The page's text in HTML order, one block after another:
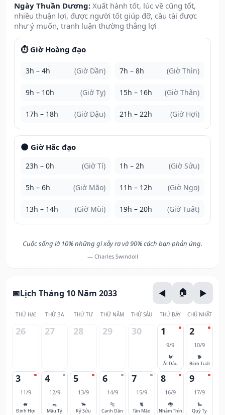
Ngày Thuần Dương: Xuất hành tốt, lúc về cũng tốt,
nhiều thuận lợi, được người tốt giúp đỡ, cầu tài được
như ý muốn, tranh luận thường thắng lợi
⏱️ Giờ Hoàng đạo
3h – 4h (Giờ Dần) 7h – 8h (Giờ Thìn)
9h – 10h (Giờ Tỵ) 15h – 16h (Giờ Thân)
17h – 18h (Giờ Dậu) 21h – 22h (Giờ Hợi)
🌑 Giờ Hắc đạo
23h – 0h (Giờ Tí) 1h – 2h (Giờ Sửu)
5h – 6h (Giờ Mão) 11h – 12h (Giờ Ngọ)
13h – 14h (Giờ Mùi) 19h – 20h (Giờ Tuất)
Cuộc sống là 10% những gì xảy ra và 90% cách bạn phản ứng.
— Charles Swindoll
Lịch Tháng 10 Năm 2033
THỨ HAI THỨ BA THỨ TƯ THỨ NĂM THỨ SÁU THỨ BẢY CHỦ NHẬT
26 27 28 29 30 1
9/9
🐓
Ất Dậu
2
10/9
🐕
Bính Tuất
3
11/9
🐖
Đinh Hợi
4
12/9
🐀
Mậu Tý
5
13/9
🐂
Kỷ Sửu
6
14/9
🐅
Canh Dần
7
15/9
🐈
Tân Mão
8
16/9
🐉
Nhâm Thìn
9
17/9
🐍
Quý Tỵ